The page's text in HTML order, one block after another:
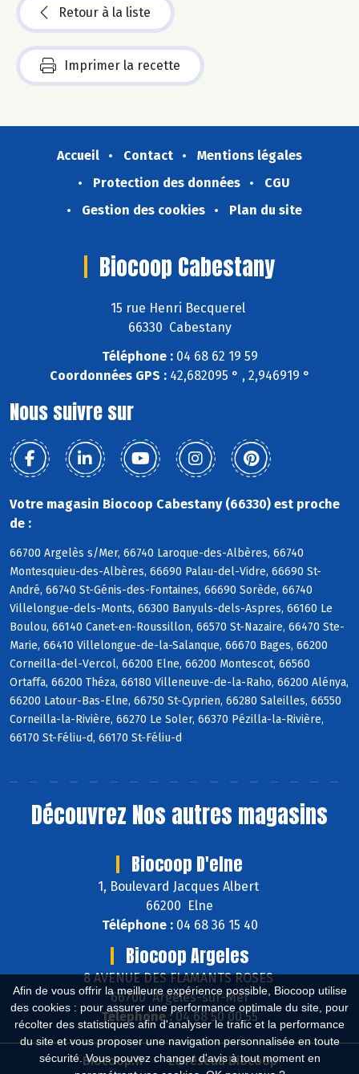
Afin de vous offrir la meilleure expérience possible, Biocoop utilise
des cookies : pour assurer une performance optimale du site, pour
récolter des statistiques afin d'analyser le trafic et la performance
du site et vous proposer une navigation personnalisée en toute
sécurité. Vous pouvez changer d'avis à tout moment en
Retour à la liste
Imprimer la recette
Accueil Contact
Mentions légales
Protection des données
CGU
Gestion des cookies
Plan du site
Biocoop Cabestany
15 rue Henri Becquerel
66330 Cabestany
Téléphone :04 68 62 19 59
Coordonnées GPS :42,682095 ° , 2,946919 °
Nous suivre sur
Votre magasin Biocoop Cabestany (66330) est proche
de :
66700 Argelès s/Mer, 66740 Laroque-des-Albères, 66740
Montesquieu-des-Albères, 66690 Palau-del-Vidre, 66690 St-
André, 66740 St-Génis-des-Fontaines, 66690 Sorède, 66740
Villelongue-dels-Monts, 66300 Banyuls-dels-Aspres, 66160 Le
Boulou, 66140 Canet-en-Roussillon, 66570 St-Nazaire, 66470 Ste-
Marie, 66410 Villelongue-de-la-Salanque, 66670 Bages, 66200
Corneilla-del-Vercol, 66200 Elne, 66200 Montescot, 66560
Ortaffa, 66200 Théza, 66180 Villeneuve-de-la-Raho, 66200 Alénya,
66200 Latour-Bas-Elne, 66750 St-Cyprien, 66280 Saleilles, 66550
Corneilla-la-Rivière, 66270 Le Soler, 66370 Pézilla-la-Rivière,
66170 St-Féliu-d, 66170 St-Féliu-d
Découvrez Nos autres magasins
Biocoop D'elne
1, Boulevard Jacques Albert
66200 Elne
Téléphone :04 68 36 15 40
Biocoop Argeles
8 AVENUE DES FLAMANTS ROSES
66700 Argelès-sur-Mer
Téléphone :04 68 50 00 55
Biocoop.fr Le réseau Biocoop